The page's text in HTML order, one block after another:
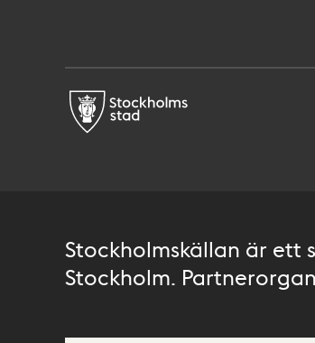
Stockholmskällan är ett
Stockholm.